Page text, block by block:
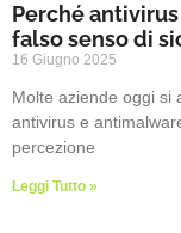
Perché
falso senso di
16 Giugno 2025
Molte aziende oggi si
antivirus e
percezione
Leggi Tutto »